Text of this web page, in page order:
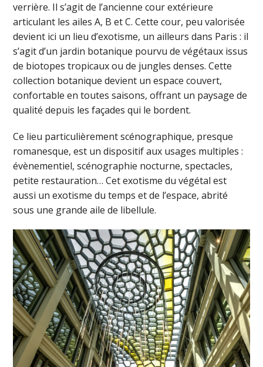
verrière. Il s’agit de l’ancienne cour extérieure
articulant les ailes A, B et C. Cette cour, peu valorisée
devient ici un lieu d’exotisme, un ailleurs dans Paris : il
s’agit d’un jardin botanique pourvu de végétaux issus
de biotopes tropicaux ou de jungles denses. Cette
collection botanique devient un espace couvert,
confortable en toutes saisons, offrant un paysage de
qualité depuis les façades qui le bordent.
Ce lieu particulièrement scénographique, presque
romanesque, est un dispositif aux usages multiples :
évènementiel, scénographie nocturne, spectacles,
petite restauration… Cet exotisme du végétal est
aussi un exotisme du temps et de l’espace, abrité
sous une grande aile de libellule.